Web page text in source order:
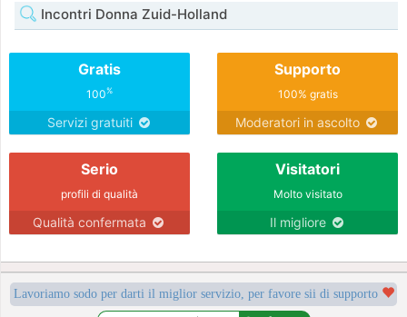
Incontri Donna Zuid-Holland
Gratis
100%
Servizi gratuiti
Supporto
100% gratis
Moderatori in ascolto
Serio
profili di qualità
Qualità confermata
Visitatori
Molto visitato
Il migliore
Lavoriamo sodo per darti il miglior servizio, per favore sii di supporto